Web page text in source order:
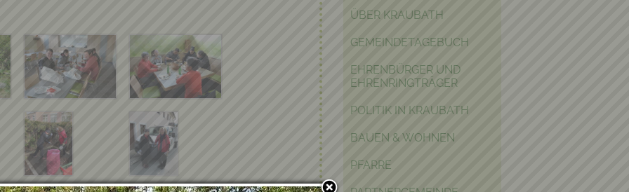
ÜBER KRAUBATH
GEMEINDETAGEBUCH
EHRENBÜRGER UND
EHRENRINGTRÄGER
POLITIK IN KRAUBATH
BAUEN & WOHNEN
PFARRE